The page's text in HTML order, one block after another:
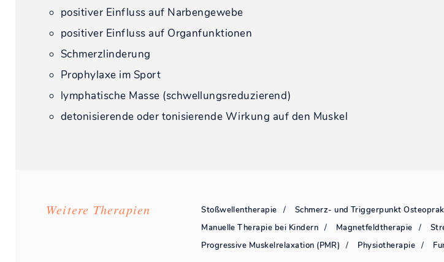
positiver Einfluss auf Narbengewebe
positiver Einfluss auf Organfunktionen
Schmerzlinderung
Prophylaxe im Sport
lymphatische Masse (schwellungsreduzierend)
detonisierende oder tonisierende Wirkung auf den Muskel
Weitere Therapien Stoßwellentherapie Schmerz- und Triggerpunkt
Manuelle Therapie bei Kindern
Magnetfeldtherapie
Progressive Muskelrelaxation (PMR)
Physiotherapie